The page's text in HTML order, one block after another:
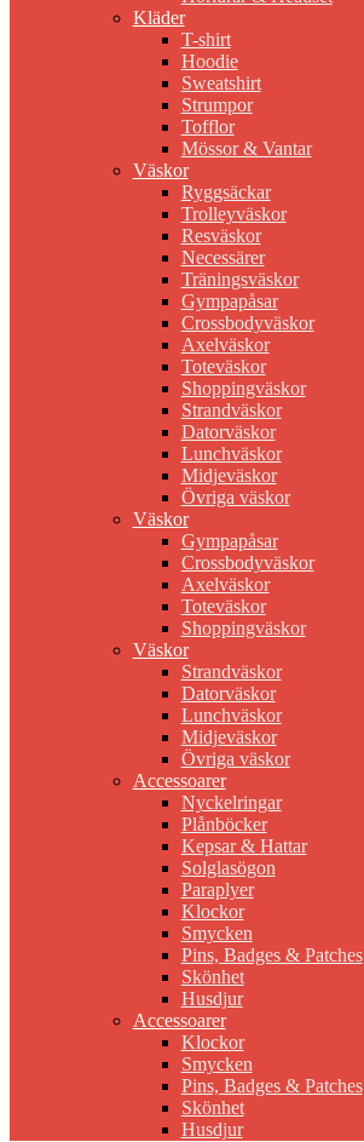
Kläder
T-shirt
Hoodie
Sweatshirt
Strumpor
Tofflor
Mössor & Vantar
Väskor
Ryggsäckar
Trolleyväskor
Resväskor
Necessärer
Träningsväskor
Gympapåsar
Crossbodyväskor
Axelväskor
Toteväskor
Shoppingväskor
Strandväskor
Datorväskor
Lunchväskor
Midjeväskor
Övriga väskor
Väskor
Gympapåsar
Crossbodyväskor
Axelväskor
Toteväskor
Shoppingväskor
Väskor
Strandväskor
Datorväskor
Lunchväskor
Midjeväskor
Övriga väskor
Accessoarer
Nyckelringar
Plånböcker
Kepsar & Hattar
Solglasögon
Paraplyer
Klockor
Smycken
Pins, Badges & Patches
Skönhet
Husdjur
Accessoarer
Klockor
Smycken
Pins, Badges & Patches
Skönhet
Husdjur